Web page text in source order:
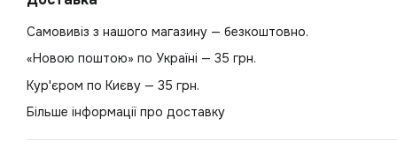
Самовивіз з нашого магазину — безкоштовно.
«Новою поштою» по Україні — 35 грн.
Кур'єром по Києву — 35 грн.
Більше інформації про доставку